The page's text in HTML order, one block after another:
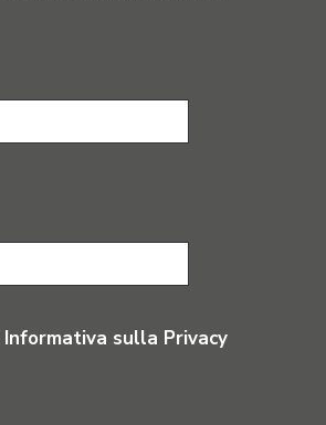
Informativa sulla Privacy